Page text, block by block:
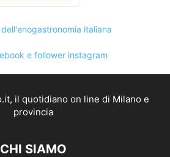
CHI SIAMO